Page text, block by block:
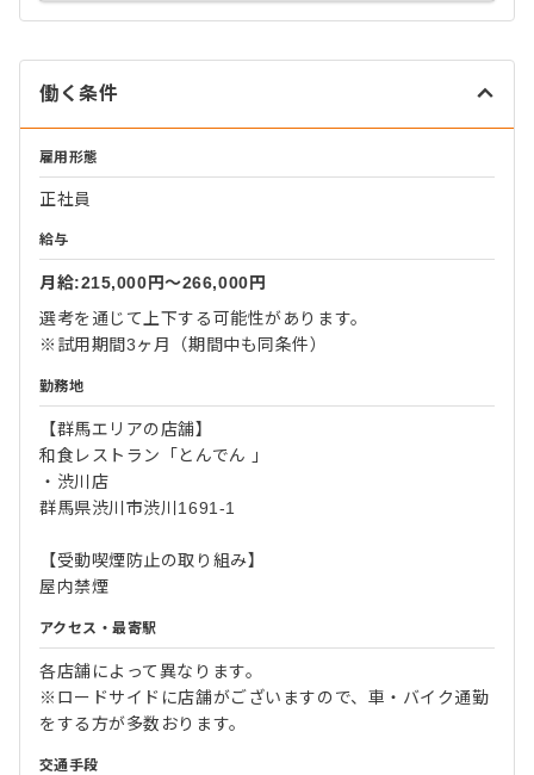
働く条件
雇用形態
正社員
給与
月給:215,000円〜266,000円
選考を通じて上下する可能性があります。
※試用期間3ヶ月（期間中も同条件）
勤務地
【群馬エリアの店舗】
和食レストラン「とんでん 」
・渋川店
群馬県渋川市渋川1691-1
【受動喫煙防止の取り組み】
屋内禁煙
アクセス・最寄駅
各店舗によって異なります。
※ロードサイドに店舗がございますので、車・バイク通勤
をする方が多数おります。
交通手段